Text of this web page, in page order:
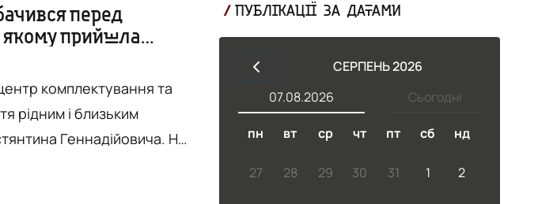
перед
якому прийшла
комплектування та
рідним і близьким
Геннадійовича. На
ТЦК та СП. Це
ПУБЛІКАЦІЇ ЗА ДАТАМИ
СЕРПЕНЬ 2026
Сьогодні
07.08.2026
пн вт ср чт пт сб нд
27 28 29 30 31 1 2